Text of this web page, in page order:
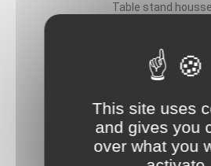
Table stand
This site uses
and gives you
over what you